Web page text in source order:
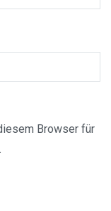
Browser für